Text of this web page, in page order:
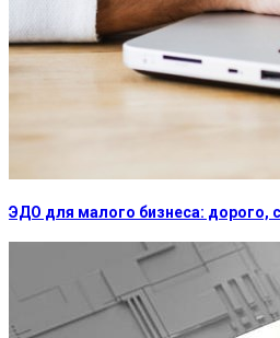
ЭДО для малого бизнеса: дорого,